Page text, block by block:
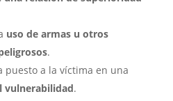
uso de armas u otros
.
puesto a la víctima en una
vulnerabilidad.